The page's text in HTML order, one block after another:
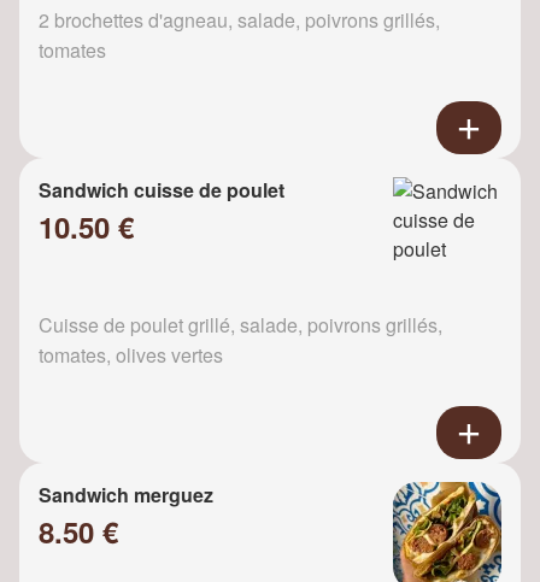
2 brochettes d'agneau, salade, poivrons grillés,
tomates
Sandwich cuisse de poulet
10.50 €
Cuisse de poulet grillé, salade, poivrons grillés,
tomates, olives vertes
Sandwich merguez
8.50 €